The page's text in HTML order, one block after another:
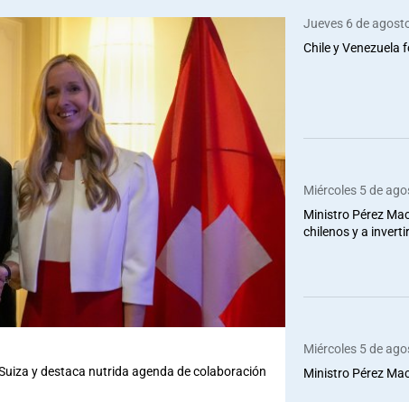
y destaca nutrida agenda de colaboración
Jueves 6 de
Chile y Venezuela
Miércoles 5 de
Ministro Pérez
chilenos y a
Miércoles 5 de
Ministro Pérez